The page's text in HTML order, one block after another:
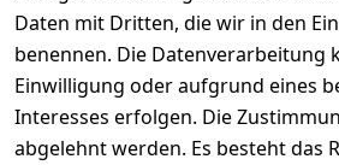
Daten mit Dritten, die wir in den
benennen. Die Datenverarbeitung
Einwilligung oder aufgrund eines
Interesses erfolgen. Die
abgelehnt werden. Es besteht das
Impressum
Datenschutze
rklärung
Barrierefreihe
itserklärung
Registrieren
Kataloge zum
Download
Pflege &
Kundendienst